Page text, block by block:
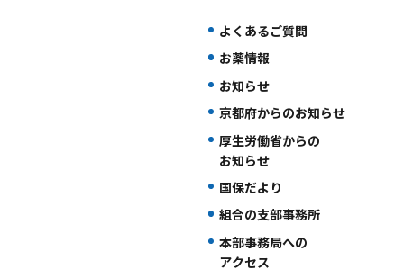
よくあるご質問
お薬情報
お知らせ
京都府からのお知らせ
厚生労働省からの
お知らせ
国保だより
組合の支部事務所
本部事務局への
アクセス